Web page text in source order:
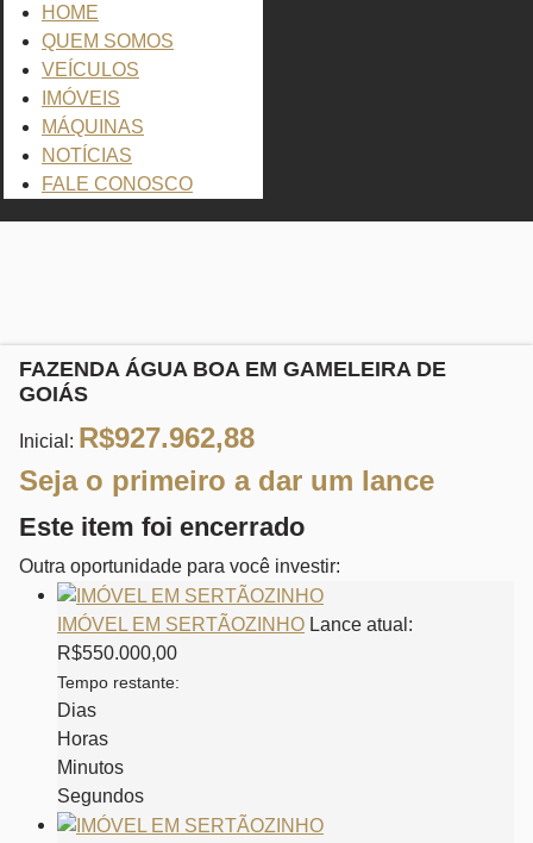
HOME
QUEM SOMOS
VEÍCULOS
IMÓVEIS
MÁQUINAS
NOTÍCIAS
FALE CONOSCO
FAZENDA ÁGUA BOA EM GAMELEIRA DE
GOIÁS
Inicial: R$927.962,88
Seja o primeiro a dar um lance
Este item foi encerrado
Outra oportunidade para você investir:
IMÓVEL EM SERTÃOZINHO Lance atual:
R$550.000,00
Tempo restante:
Dias
Horas
Minutos
Segundos